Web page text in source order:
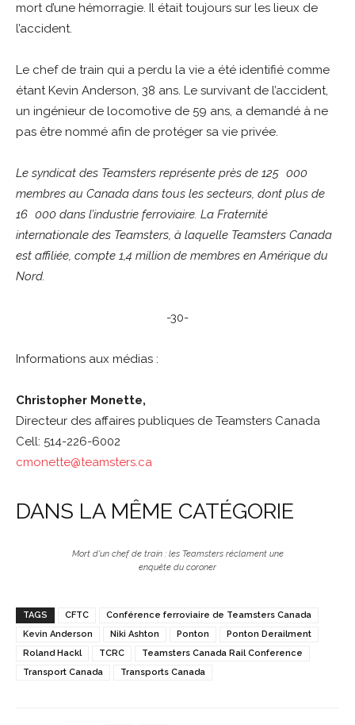
mort d’une hémorragie. Il était toujours sur les lieux de
l’accident.
Le chef de train qui a perdu la vie a été identifié comme
étant Kevin Anderson, 38 ans. Le survivant de l’accident,
un ingénieur de locomotive de 59 ans, a demandé à ne
pas être nommé afin de protéger sa vie privée.
Le syndicat des Teamsters représente près de 125 000
membres au Canada dans tous les secteurs, dont plus de
16 000 dans l’industrie ferroviaire. La Fraternité
internationale des Teamsters, à laquelle Teamsters Canada
est affiliée, compte 1,4 million de membres en Amérique du
Nord.
-30-
Informations aux médias :
Christopher Monette,
Directeur des affaires publiques de Teamsters Canada
Cell: 514-226-6002
cmonette@teamsters.ca
DANS LA MÊME CATÉGORIE
Mort d’un chef de train : les Teamsters réclament une
enquête du coroner
TAGS CFTC
Conférence ferroviaire de Teamsters Canada
Kevin Anderson
Niki Ashton Ponton
Ponton Derailment
Roland Hackl
TCRC
Teamsters Canada Rail Conference
Transport Canada
Transports Canada